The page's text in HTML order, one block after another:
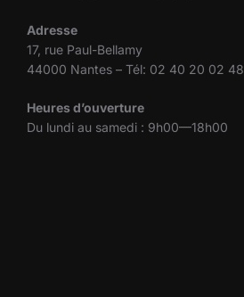
Adresse
17, rue Paul-Bellamy
44000 Nantes – Tél: 02 40 20 02 48
Heures d’ouverture
Du lundi au samedi : 9h00—18h00